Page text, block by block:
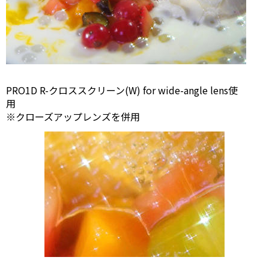
PRO1D R-クロススクリーン(W) for wide-angle lens使
用
※クローズアップレンズを併用